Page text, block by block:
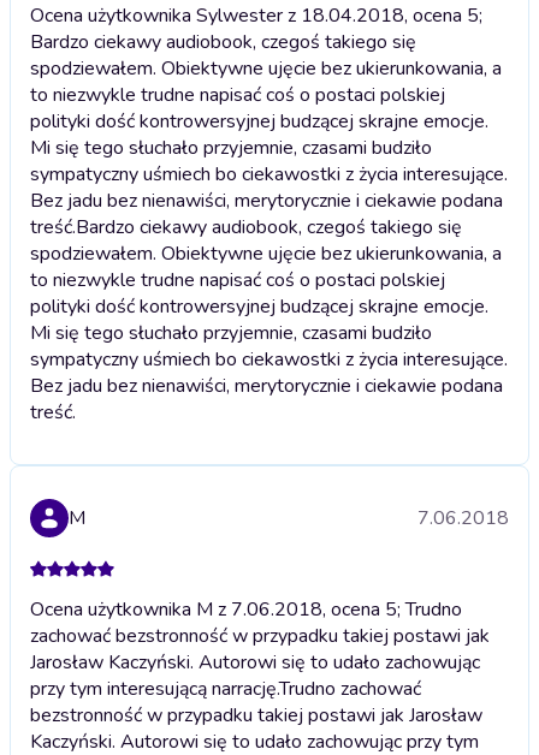
Ocena użytkownika Sylwester z 18.04.2018, ocena 5;
Bardzo ciekawy audiobook, czegoś takiego się
spodziewałem. Obiektywne ujęcie bez ukierunkowania, a
to niezwykle trudne napisać coś o postaci polskiej
polityki dość kontrowersyjnej budzącej skrajne emocje.
Mi się tego słuchało przyjemnie, czasami budziło
sympatyczny uśmiech bo ciekawostki z życia interesujące.
Bez jadu bez nienawiści, merytorycznie i ciekawie podana
treść.Bardzo ciekawy audiobook, czegoś takiego się
spodziewałem. Obiektywne ujęcie bez ukierunkowania, a
to niezwykle trudne napisać coś o postaci polskiej
polityki dość kontrowersyjnej budzącej skrajne emocje.
Mi się tego słuchało przyjemnie, czasami budziło
sympatyczny uśmiech bo ciekawostki z życia interesujące.
Bez jadu bez nienawiści, merytorycznie i ciekawie podana
treść.
M 7.06.2018
Ocena użytkownika M z 7.06.2018, ocena 5; Trudno
zachować bezstronność w przypadku takiej postawi jak
Jarosław Kaczyński. Autorowi się to udało zachowując
przy tym interesującą narrację.Trudno zachować
bezstronność w przypadku takiej postawi jak Jarosław
Kaczyński. Autorowi się to udało zachowując przy tym